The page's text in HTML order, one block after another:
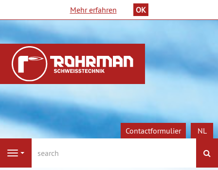
Mehr erfahren OK
Contactformulier NL
Navigation